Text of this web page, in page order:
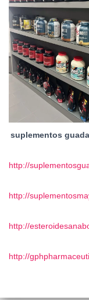
suplementos
http://
http://
http://
http://